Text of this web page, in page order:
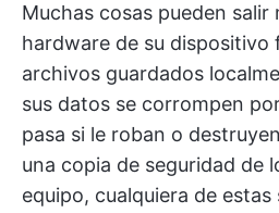
Muchas cosas pueden salir
hardware de su dispositivo
archivos guardados
sus datos se corrompen
pasa si le roban o
una copia de seguridad de
equipo, cualquiera de